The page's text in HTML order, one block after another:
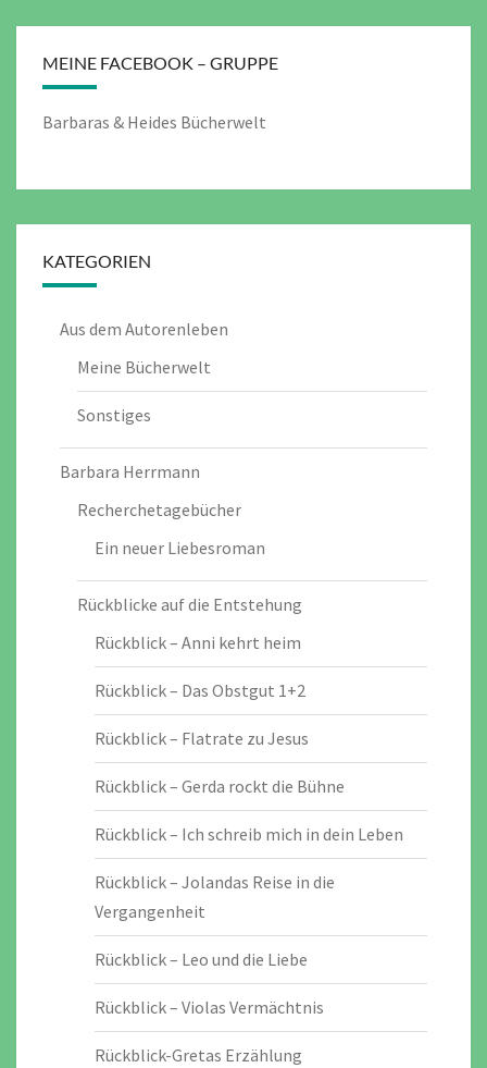
MEINE FACEBOOK – GRUPPE
Barbaras & Heides Bücherwelt
KATEGORIEN
Aus dem Autorenleben
Meine Bücherwelt
Sonstiges
Barbara Herrmann
Recherchetagebücher
Ein neuer Liebesroman
Rückblicke auf die Entstehung
Rückblick – Anni kehrt heim
Rückblick – Das Obstgut 1+2
Rückblick – Flatrate zu Jesus
Rückblick – Gerda rockt die Bühne
Rückblick – Ich schreib mich in dein Leben
Rückblick – Jolandas Reise in die
Vergangenheit
Rückblick – Leo und die Liebe
Rückblick – Violas Vermächtnis
Rückblick-Gretas Erzählung